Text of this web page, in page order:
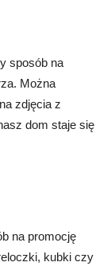
sposób na
Można
zdjęcia z
dom staje się
na promocję
kubki czy